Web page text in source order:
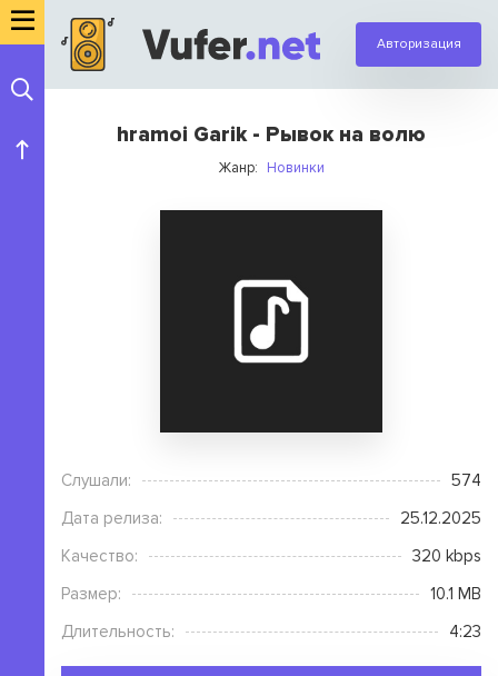
Авторизация
hramoi Garik - Рывок на волю
Жанр: Новинки
Слушали:
574
Дата релиза:
25.12.2025
Качество:
320 kbps
Размер:
10.1 MB
Длительность:
4:23